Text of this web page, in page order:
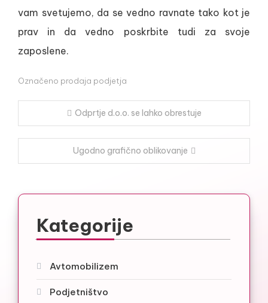
vam svetujemo, da se vedno ravnate tako kot je
prav in da vedno poskrbite tudi za svoje
zaposlene.
Označeno prodaja podjetja
Navigacija
prispevka
Odprtje d.o.o. se lahko obrestuje
Ugodno grafično oblikovanje
Kategorije
Avtomobilizem
Podjetništvo